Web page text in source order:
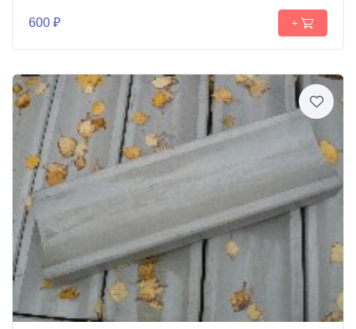
600 ₽ +